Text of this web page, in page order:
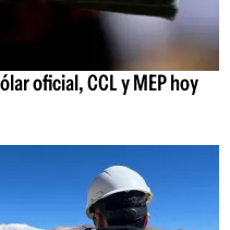
oficial, CCL y MEP hoy